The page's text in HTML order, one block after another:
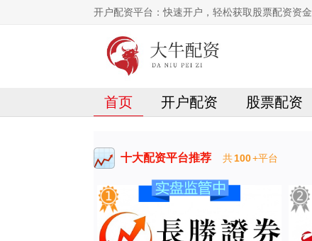
开户配资平台：快速开户，轻松获取股票配资资金
首页 开户配资 股票配资
十大配资平台推荐 共100+平台